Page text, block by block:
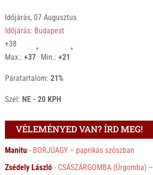
Időjárás, 07 Augusztus
Időjárás: Budapest
+38
Max.:+37
°
Min.:+21
°
Páratartalom:21%
Szél: NE - 20 KPH
VÉLEMÉNYED VAN? ÍRD MEG!
Manitu - BORJÚAGY – paprikás szószban
Zsédely László - CSÁSZÁRGOMBA (Úrgomba) –